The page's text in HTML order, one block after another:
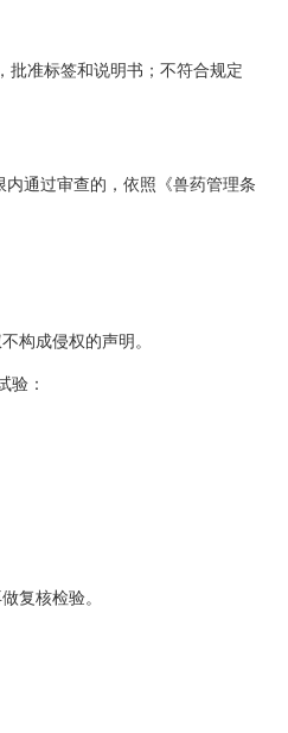
准标签和说明书；不符合规定
通过审查的，依照《兽药管理条
构成侵权的声明。
验：
复核检验。